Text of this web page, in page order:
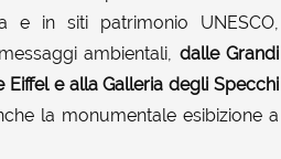
in siti patrimonio UNESCO,
ambientali, dalle Grandi
Eiffel e alla Galleria degli Specchi
la monumentale esibizione a